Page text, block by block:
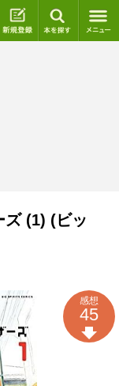
ログイン 新規登録
ズ (1) (ビッ
感想
45